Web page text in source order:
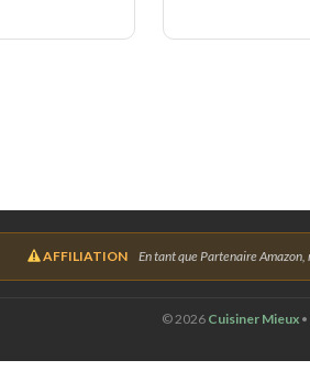
AFFILIATION En tant que Partenaire Amazon,
©2026 Cuisiner Mieux•